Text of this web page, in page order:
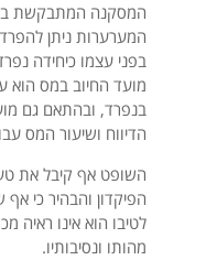
המסקנה המתבקשת
המערערות ניתן
בפני עצמו כיחידה
מועד החיוב במס הוא
בנפרד, ובהתאם גם
הדיווח ושיעור המס
השופט אף קיבל את
הפיקדון והבהיר כי
לטיבו הוא אינו ראיה
מהותו ונסיבותיו.